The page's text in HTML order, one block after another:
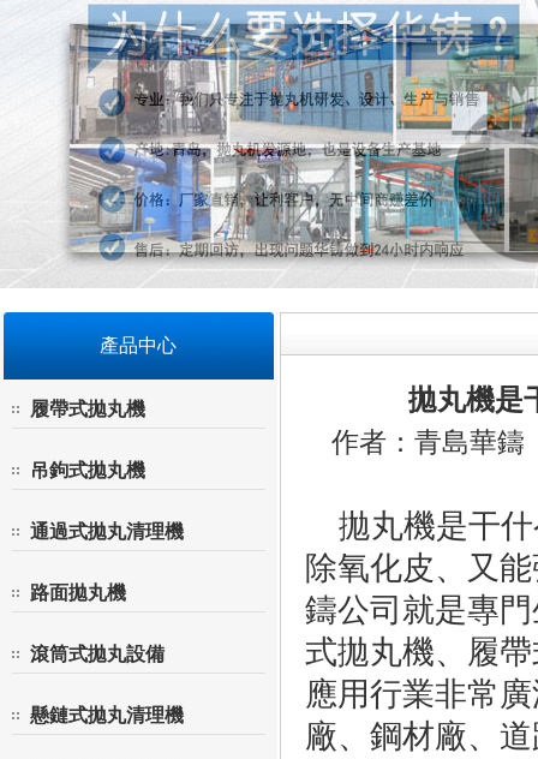
產品中心
履帶式拋丸機
吊鉤式拋丸機
通過式拋丸清理機
路面拋丸機
滾筒式拋丸設備
懸鏈式拋丸清理機
拋丸機是
作者：青島華
拋丸機是干什
除氧化皮、又
鑄公司就是專
式拋丸機、履帶
應用行業非常
廠、鋼材廠、